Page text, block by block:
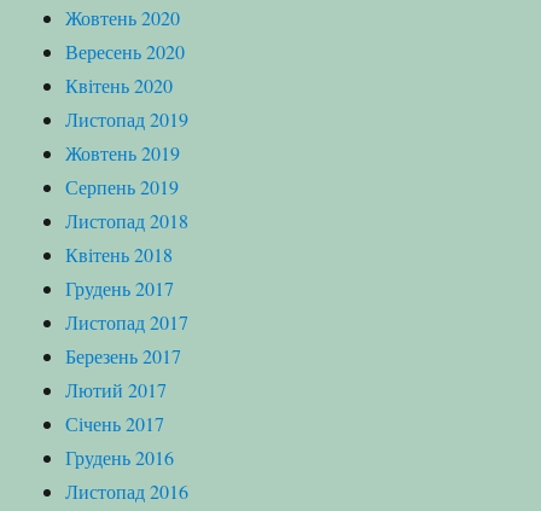
Жовтень 2020
Вересень 2020
Квітень 2020
Листопад 2019
Жовтень 2019
Серпень 2019
Листопад 2018
Квітень 2018
Грудень 2017
Листопад 2017
Березень 2017
Лютий 2017
Січень 2017
Грудень 2016
Листопад 2016